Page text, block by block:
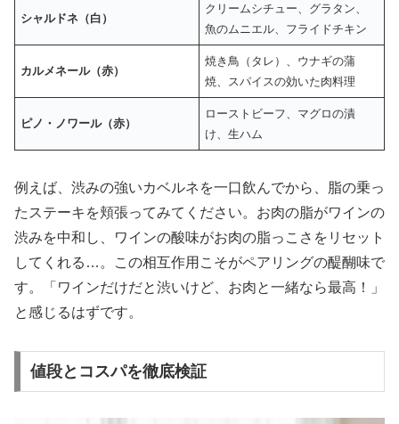
シャルドネ（白）
クリームシチュー、グラタン、
魚のムニエル、フライドチキン
カルメネール（赤）
焼き鳥（タレ）、ウナギの蒲
焼、スパイスの効いた肉料理
ピノ・ノワール（赤）
ローストビーフ、マグロの漬
け、生ハム
例えば、渋みの強いカベルネを一口飲んでから、脂の乗っ
たステーキを頬張ってみてください。お肉の脂がワインの
渋みを中和し、ワインの酸味がお肉の脂っこさをリセット
してくれる…。この相互作用こそがペアリングの醍醐味で
す。「ワインだけだと渋いけど、お肉と一緒なら最高！」
と感じるはずです。
値段とコスパを徹底検証